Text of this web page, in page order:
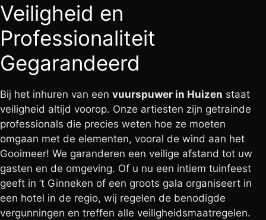
Veiligheid en
Professionaliteit
Gegarandeerd
Bij het inhuren van een vuurspuwer in Huizen staat
veiligheid altijd voorop. Onze artiesten zijn getrainde
professionals die precies weten hoe ze moeten
omgaan met de elementen, vooral de wind aan het
Gooimeer! We garanderen een veilige afstand tot uw
gasten en de omgeving. Of u nu een intiem tuinfeest
geeft in ’t Ginneken of een groots gala organiseert in
een hotel in de regio, wij regelen de benodigde
vergunningen en treffen alle veiligheidsmaatregelen.